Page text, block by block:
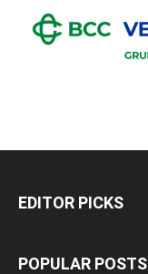
EDITOR PICKS
POPULAR POSTS